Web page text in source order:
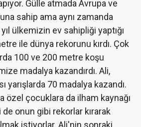
Gülle atmada Avrupa ve
sahip ama aynı zamanda
ülkemizin ev sahipliği yaptığı
ile dünya rekorunu kırdı. Çok
100 ve 200 metre koşu
madalya kazandırdı. Ali,
yarışlarda 70 madalya kazandı.
özel çocuklara da ilham kaynağı
de onun gibi rekorlar kırarak
istiyorlar. Ali'nin sonraki